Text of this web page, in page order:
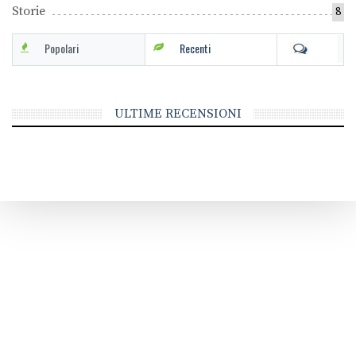
Storie 8
Popolari Recenti
ULTIME RECENSIONI